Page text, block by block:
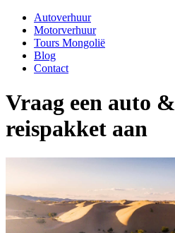
Autoverhuur
Motorverhuur
Tours Mongolië
Blog
Contact
Vraag een auto &
reispakket aan